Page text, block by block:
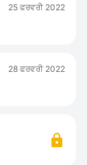
25 ਫਰਵਰੀ 2022
28 ਫਰਵਰੀ 2022